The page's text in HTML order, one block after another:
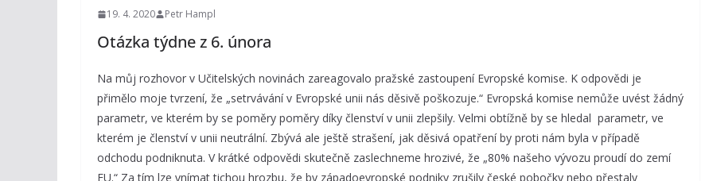
19. 4. 2020 Petr Hampl
Otázka týdne z 6. února
Na můj rozhovor v Učitelských novinách zareagovalo pražské zastoupení Evropské komise. K odpovědi je
přimělo moje tvrzení, že „setrvávání v Evropské unii nás děsivě poškozuje.“ Evropská komise nemůže uvést žádný
parametr, ve kterém by se poměry poměry díky členství v unii zlepšily. Velmi obtížně by se hledal parametr, ve
kterém je členství v unii neutrální. Zbývá ale ještě strašení, jak děsivá opatření by proti nám byla v případě
odchodu podniknuta. V krátké odpovědi skutečně zaslechneme hrozivé, že „80% našeho vývozu proudí do zemí
EU.“ Za tím lze vnímat tichou hrozbu, že by západoevropské podniky zrušily české pobočky nebo přestaly